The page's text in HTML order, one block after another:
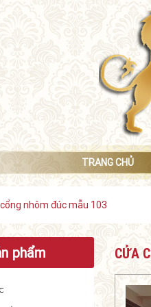
TRANG CHỦ
nhôm đúc mẫu 103
CỬA
phẩm